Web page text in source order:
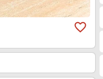
favorite_border